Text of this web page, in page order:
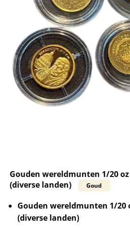
Gouden wereldmunten 1/20
(diverse landen)
Goud
Gouden wereldmunten 1/20
(diverse landen)